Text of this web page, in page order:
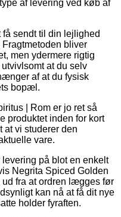
af levering ved køb af
sendt til din lejlighed
bliver
men ydermere rigtig
at du selv
af at du fysisk
bopæl.
| Rom er jo ret så
produktet inden for kort
at vi studerer den
vare.
på blot en enkelt
Negrita Spiced Golden
ud fra at ordren lægges før
kan nå at få dit nye
holder fyraften.